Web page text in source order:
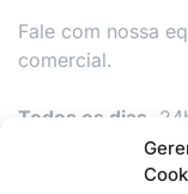
Fale com nossa
comercial.
Todos os dias,